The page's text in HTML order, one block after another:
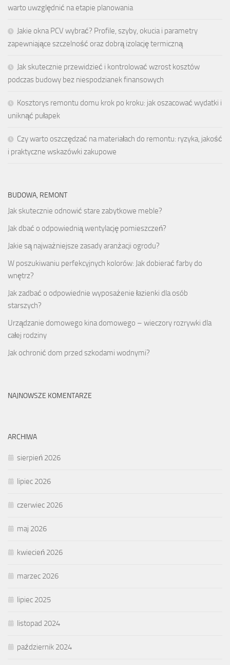
warto uwzględnić na etapie planowania
Jakie okna PCV wybrać? Profile, szyby, okucia i parametry
zapewniające szczelność oraz dobrą izolację termiczną
Jak skutecznie przewidzieć i kontrolować wzrost kosztów
podczas budowy bez niespodzianek finansowych
Kosztorys remontu domu krok po kroku: jak oszacować wydatki i
uniknąć pułapek
Czy warto oszczędzać na materiałach do remontu: ryzyka, jakość
i praktyczne wskazówki zakupowe
BUDOWA, REMONT
Jak skutecznie odnowić stare zabytkowe meble?
Jak dbać o odpowiednią wentylację pomieszczeń?
Jakie są najważniejsze zasady aranżacji ogrodu?
W poszukiwaniu perfekcyjnych kolorów: Jak dobierać farby do
wnętrz?
Jak zadbać o odpowiednie wyposażenie łazienki dla osób
starszych?
Urządzanie domowego kina domowego – wieczory rozrywki dla
całej rodziny
Jak ochronić dom przed szkodami wodnymi?
NAJNOWSZE KOMENTARZE
ARCHIWA
sierpień 2026
lipiec 2026
czerwiec 2026
maj 2026
kwiecień 2026
marzec 2026
lipiec 2025
listopad 2024
październik 2024